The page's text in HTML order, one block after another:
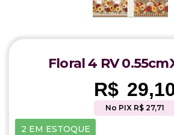
Floral 4 RV
R$
No PIX R$ 27,71
2 EM ESTOQUE